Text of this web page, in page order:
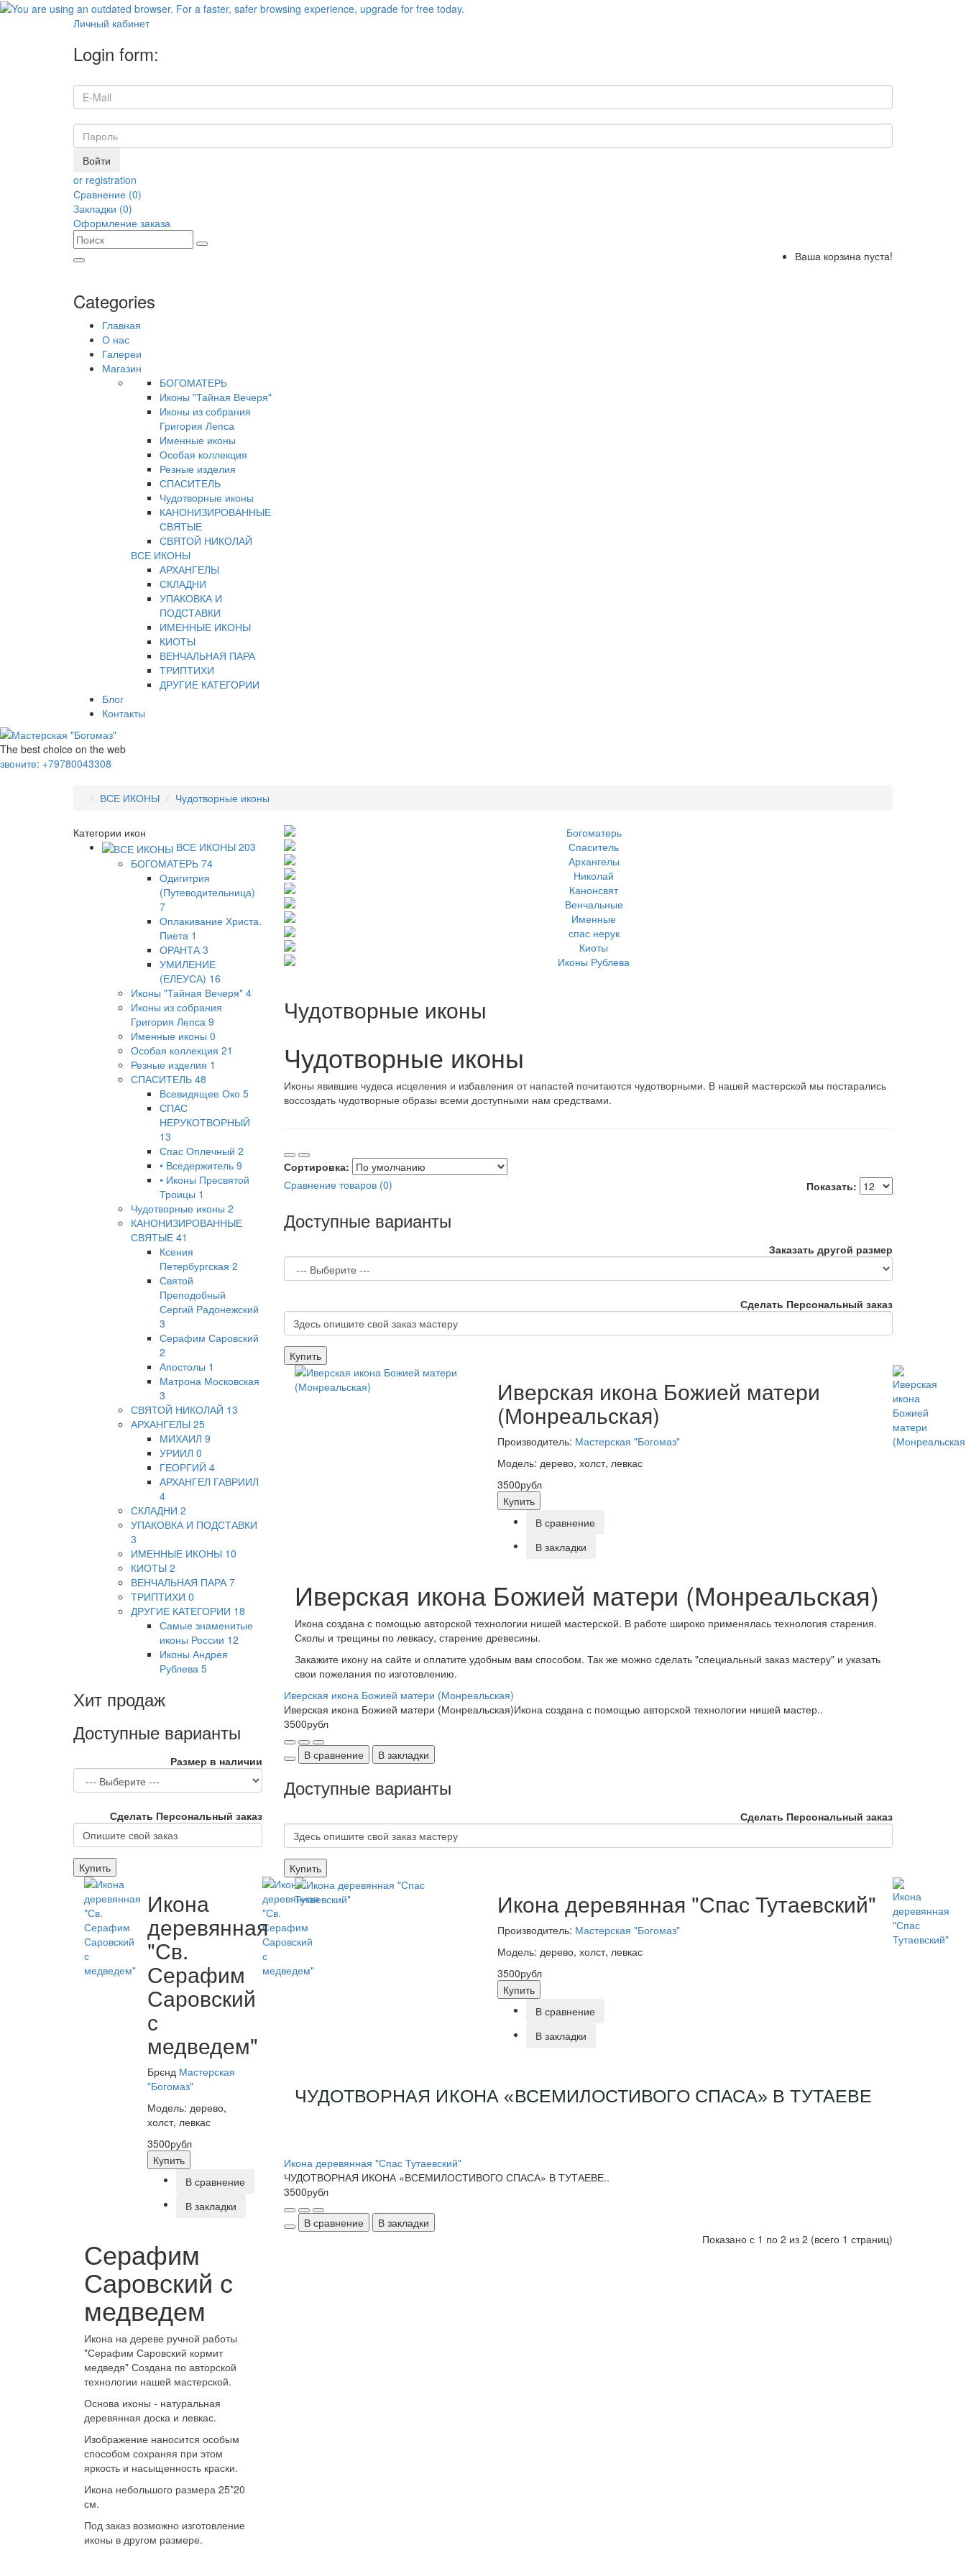
Личный кабинет
Login form:
Войти
or registration
Сравнение (0)
Закладки (0)
Оформление заказа
Ваша корзина пуста!
Categories
Главная
О нас
Галереи
Магазин
БОГОМАТЕРЬ
Иконы "Тайная Вечеря"
Иконы из собрания
Григория Лепса
Именные иконы
Особая коллекция
Резные изделия
СПАСИТЕЛЬ
Чудотворные иконы
КАНОНИЗИРОВАННЫЕ
СВЯТЫЕ
СВЯТОЙ НИКОЛАЙ
ВСЕ ИКОНЫ
АРХАНГЕЛЫ
СКЛАДНИ
УПАКОВКА И
ПОДСТАВКИ
ИМЕННЫЕ ИКОНЫ
КИОТЫ
ВЕНЧАЛЬНАЯ ПАРА
ТРИПТИХИ
ДРУГИЕ КАТЕГОРИИ
Блог
Контакты
The best choice on the web
звоните: +79780043308
ВСЕ ИКОНЫ Чудотворные иконы
Категории икон
ВСЕ ИКОНЫ 203
БОГОМАТЕРЬ 74
Одигитрия
(Путеводительница)
7
Оплакивание Христа.
Пиета 1
ОРАНТА 3
УМИЛЕНИЕ
(ЕЛЕУСА) 16
Иконы "Тайная Вечеря" 4
Иконы из собрания
Григория Лепса 9
Именные иконы 0
Особая коллекция 21
Резные изделия 1
СПАСИТЕЛЬ 48
Всевидящее Око 5
СПАС
НЕРУКОТВОРНЫЙ
13
Спас Оплечный 2
• Вседержитель 9
• Иконы Пресвятой
Троицы 1
Чудотворные иконы 2
КАНОНИЗИРОВАННЫЕ
СВЯТЫЕ 41
Ксения
Петербургская 2
Святой
Преподобный
Сергий Радонежский
3
Серафим Саровский
2
Апостолы 1
Матрона Московская
3
СВЯТОЙ НИКОЛАЙ 13
АРХАНГЕЛЫ 25
МИХАИЛ 9
УРИИЛ 0
ГЕОРГИЙ 4
АРХАНГЕЛ ГАВРИИЛ
4
СКЛАДНИ 2
УПАКОВКА И ПОДСТАВКИ
3
ИМЕННЫЕ ИКОНЫ 10
КИОТЫ 2
ВЕНЧАЛЬНАЯ ПАРА 7
ТРИПТИХИ 0
ДРУГИЕ КАТЕГОРИИ 18
Самые знаменитые
иконы России 12
Иконы Андрея
Рублева 5
Хит продаж
Доступные варианты
Размер в наличии
Сделать Персональный заказ
Купить
Икона
деревянная
"Св.
Серафим
Саровский
с
медведем"
Брєнд Мастерская
"Богомаз"
Модель: дерево,
холст, левкас
3500рубл
Купить
В сравнение
В закладки
Серафим
Саровский с
медведем
Икона на дереве ручной работы
"Серафим Саровский кормит
медведя" Создана по авторской
технологии нашей мастерской.
Основа иконы - натуральная
деревянная доска и левкас.
Изображение наносится особым
способом сохраняя при этом
яркость и насыщенность краски.
Икона небольшого размера 25*20
см.
Под заказ возможно изготовление
иконы в другом размере.
Чудотворные иконы
Чудотворные иконы
Иконы явившие чудеса исцеления и избавления от напастей почитаются чудотворными. В нашей мастерской мы постарались
воссоздать чудотворные образы всеми доступными нам средствами.
Сортировка:
Показать:
Сравнение товаров (0)
Доступные варианты
Заказать другой размер
Сделать Персональный заказ
Купить
Иверская икона Божией матери
(Монреальская)
Производитель: Мастерская "Богомаз"
Модель: дерево, холст, левкас
3500рубл
Купить
В сравнение
В закладки
Иверская икона Божией матери (Монреальская)
Икона создана с помощью авторской технологии нишей мастерской. В работе широко применялась технология старения.
Сколы и трещины по левкасу, старение древесины.
Закажите икону на сайте и оплатите удобным вам способом. Так же можно сделать "специальный заказ мастеру" и указать
свои пожелания по изготовлению.
Иверская икона Божией матери (Монреальская)
Иверская икона Божией матери (Монреальская)Икона создана с помощью авторской технологии нишей мастер..
3500рубл
В сравнение В закладки
Доступные варианты
Сделать Персональный заказ
Купить
Икона деревянная "Спас Тутаевский"
Производитель: Мастерская "Богомаз"
Модель: дерево, холст, левкас
3500рубл
Купить
В сравнение
В закладки
ЧУДОТВОРНАЯ ИКОНА «ВСЕМИЛОСТИВОГО СПАСА» В ТУТАЕВЕ
Икона деревянная "Спас Тутаевский"
ЧУДОТВОРНАЯ ИКОНА «ВСЕМИЛОСТИВОГО СПАСА» В ТУТАЕВЕ..
3500рубл
В сравнение
В закладки
Показано с 1 по 2 из 2 (всего 1 страниц)